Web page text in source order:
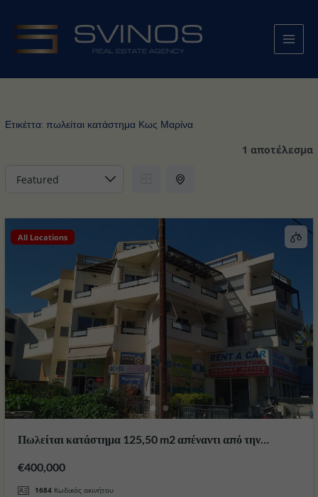
περιεχόμενο
Ετικέττα:πωλείται κατάστημα Κως Μαρίνα
1 αποτέλεσμα
All Locations
Πωλείται κατάστημα 125,50 m2 απέναντι από την
€400,000
1684 Κωδικός ακινήτου